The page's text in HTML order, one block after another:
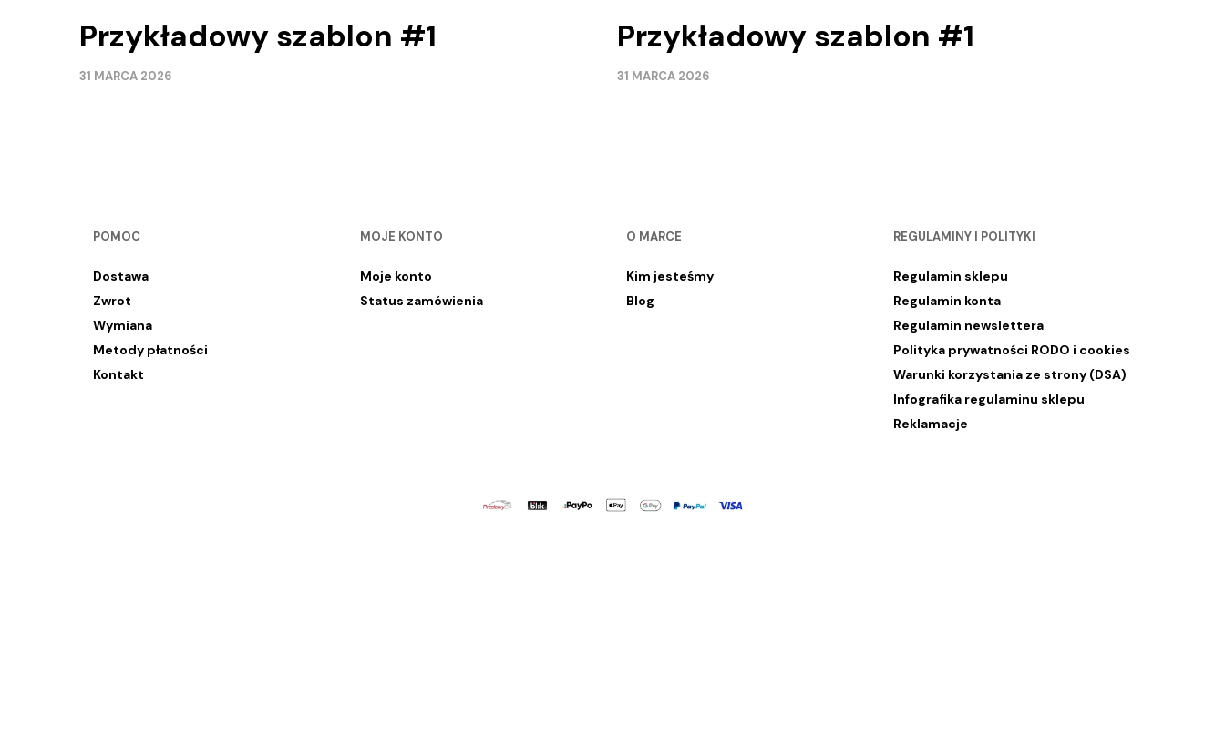
Przykładowy szablon #1
31 MARCA 2026
Przykładowy szablon #1
31 MARCA 2026
POMOC
Dostawa
Zwrot
Wymiana
Metody płatności
Kontakt
MOJE KONTO
Moje konto
Status zamówienia
O MARCE
Kim jesteśmy
Blog
REGULAMINY I POLITYKI
Regulamin sklepu
Regulamin konta
Regulamin newslettera
Polityka prywatności RODO i cookies
Warunki korzystania ze strony (DSA)
Infografika regulaminu sklepu
Reklamacje